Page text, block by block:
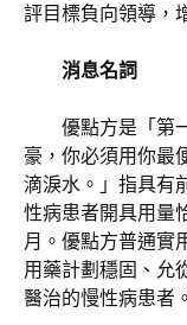
評目標負向領導，
消息名詞
優點方是「第
豪，你必須用你最
滴淚水。」指具有
性病患者開具用量
月。優點方普通實
用藥計劃穩固、允
醫治的慢性病患者。